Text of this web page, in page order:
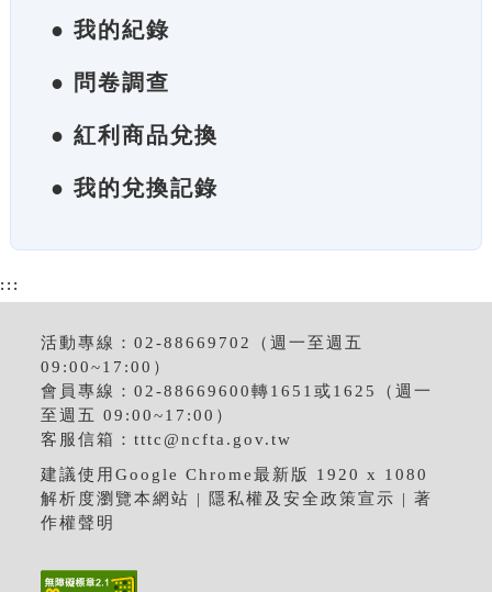
● 我的紀錄
● 問卷調查
● 紅利商品兌換
● 我的兌換記錄
:::
活動專線：02-88669702（週一至週五
09:00~17:00）
會員專線：02-88669600轉1651或1625（週一
至週五 09:00~17:00）
客服信箱：tttc@ncfta.gov.tw
建議使用Google Chrome最新版 1920 x 1080
解析度瀏覽本網站 | 隱私權及安全政策宣示 |著
作權聲明